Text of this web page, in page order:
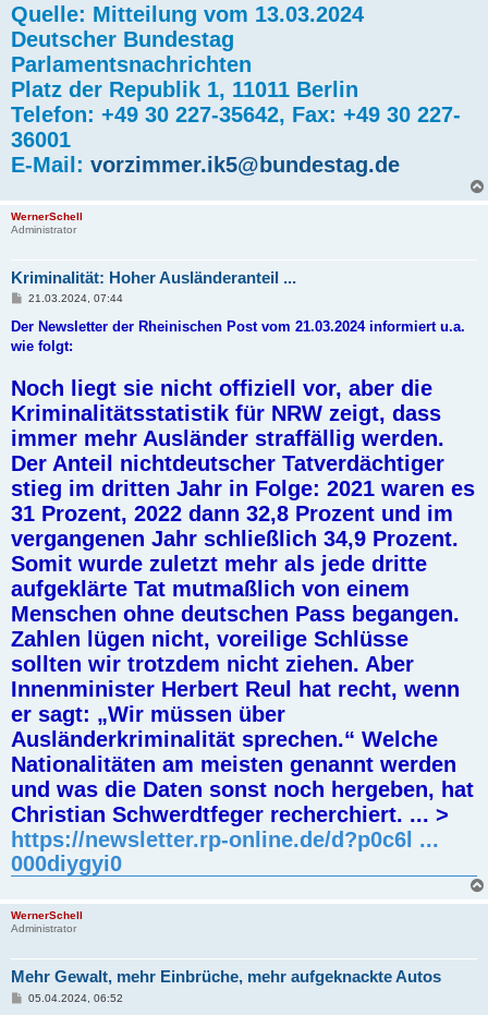
Quelle: Mitteilung vom 13.03.2024
Deutscher Bundestag
Parlamentsnachrichten
Platz der Republik 1, 11011 Berlin
Telefon: +49 30 227-35642, Fax: +49 30 227-
36001
E-Mail: vorzimmer.ik5@bundestag.de
WernerSchell
Administrator
Kriminalität: Hoher Ausländeranteil ...
B
i
r
21.03.2024, 07:44
Der Newsletter der Rheinischen Post vom 21.03.2024 informiert u.a.
wie folgt:
Noch liegt sie nicht offiziell vor, aber die
Kriminalitätsstatistik für NRW zeigt, dass
immer mehr Ausländer straffällig werden.
Der Anteil nichtdeutscher Tatverdächtiger
stieg im dritten Jahr in Folge: 2021 waren es
31 Prozent, 2022 dann 32,8 Prozent und im
vergangenen Jahr schließlich 34,9 Prozent.
Somit wurde zuletzt mehr als jede dritte
aufgeklärte Tat mutmaßlich von einem
Menschen ohne deutschen Pass begangen.
Zahlen lügen nicht, voreilige Schlüsse
sollten wir trotzdem nicht ziehen. Aber
Innenminister Herbert Reul hat recht, wenn
er sagt: „Wir müssen über
Ausländerkriminalität sprechen.“ Welche
Nationalitäten am meisten genannt werden
und was die Daten sonst noch hergeben, hat
Christian Schwerdtfeger recherchiert. ... >
https://newsletter.rp-online.de/d?p0c6l ...
000diygyi0
WernerSchell
Administrator
Mehr Gewalt, mehr Einbrüche, mehr aufgeknackte Autos
B05.04.2024, 06:52